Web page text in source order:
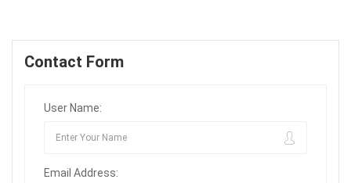
Contact Form
User Name:
Email Address: